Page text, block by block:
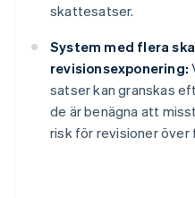
skattesatser.
System med flera
revisionsexponering:
satser kan granskas
de är benägna att
risk för revisioner över